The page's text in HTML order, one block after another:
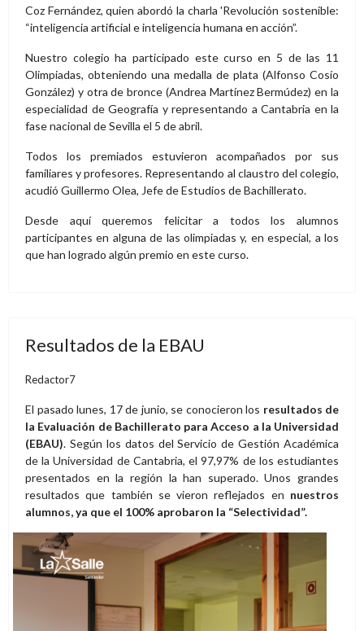
Coz Fernández, quien abordó la charla 'Revolución sostenible:
“inteligencia artificial e inteligencia humana en acción”.
Nuestro colegio ha participado este curso en 5 de las 11
Olimpiadas, obteniendo una medalla de plata (Alfonso Cosío
González) y otra de bronce (Andrea Martínez Bermúdez) en la
especialidad de Geografía y representando a Cantabria en la
fase nacional de Sevilla el 5 de abril.
Todos los premiados estuvieron acompañados por sus
familiares y profesores. Representando al claustro del colegio,
acudió Guillermo Olea, Jefe de Estudios de Bachillerato.
Desde aquí queremos felicitar a todos los alumnos
participantes en alguna de las olimpiadas y, en especial, a los
que han logrado algún premio en este curso.
Resultados de la EBAU
Redactor7
El pasado lunes, 17 de junio, se conocieron los resultados de
la Evaluación de Bachillerato para Acceso a la Universidad
(EBAU). Según los datos del Servicio de Gestión Académica
de la Universidad de Cantabria, el 97,97% de los estudiantes
presentados en la región la han superado. Unos grandes
resultados que también se vieron reflejados en nuestros
alumnos, ya que el 100% aprobaron la “Selectividad”.